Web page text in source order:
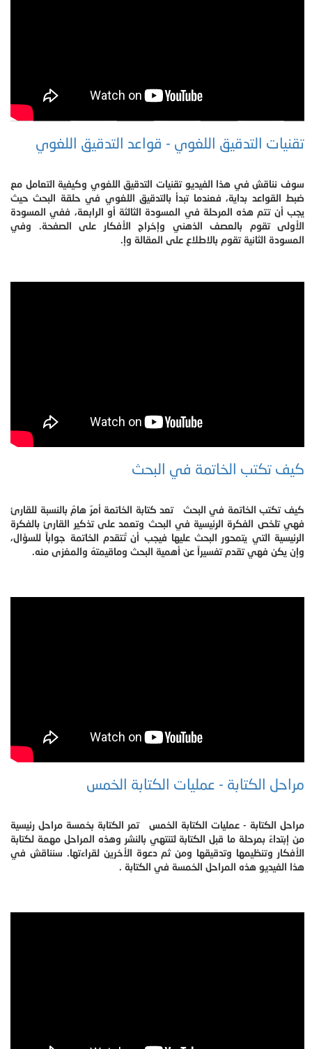
تقنيات التدقيق اللغوي - قواعد التدقيق اللغوي
سوف نناقش في هذا الفيديو تقنيات التدقيق اللغوي وكيفية التعامل مع
ضبط القواعد بداية، فعندما تبدأ بالتدقيق اللغوي في حلقة البحث حيث
يجب أن تتم هذه المرحلة في المسودة الثالثة أو الرابعة، ففي المسودة
الأولى تقوم بالعصف الذهني وإخراج الأفكار على الصفحة. وفي
المسودة الثانية تقوم بالاطلاع على المقالة وإ.
كيف تكتب الخاتمة في البحث
كيف تكتب الخاتمة في البحث تعد كتابة الخاتمة أمرٌ هامٌ بالنسبة للقارئ
فهي تلخص الفكرة الرئيسية في البحث وتعمد على تذكير القارئ بالفكرة
الرئيسية التي يتمحور البحث عليها فيجب أن تُتقدم الخاتمة جواباً للسؤال،
وإن يكن فهي تقدم تفسيراً عن أهمية البحث وماقيمتهُ والمغزى منه.
مراحل الكتابة - عمليات الكتابة الخمس
مراحل الكتابة - عمليات الكتابة الخمس تمر الكتابة بخمسة مراحل رئيسية
من إبتداءً بمرحلة ما قبل الكتابة لتنتهي بالنشر وهذه المراحل مهمة لكتابة
الأفكار وتنظيمها وتدقيقها ومن ثم دعوة الأخرين لقراءتها. سنناقش في
هذا الفيديو هذه المراحل الخمسة في الكتابة .